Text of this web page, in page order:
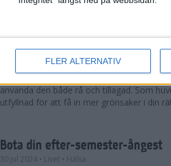
FLER ALTERNATIV
tips både till dig som satsar på ett rejält
Enkla och goda zucchinirecept
• Livet• Recept
använda den både rå och tillagad. Som
utfyllnad för att få in mer grönsaker i din
Bota din efter-semester-ångest
30 jul 2024 • Livet • Hälsa